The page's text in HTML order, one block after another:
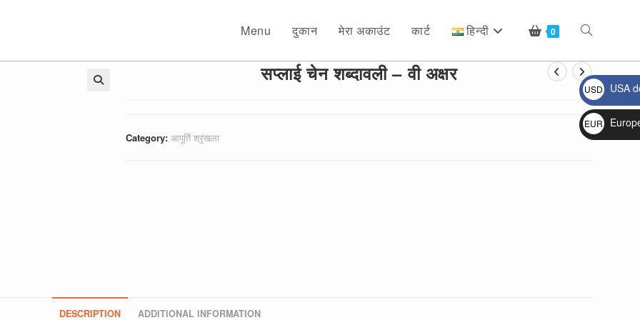
Menu दुकान मेरा अकाउंट कार्ट हिन्दी 0 Toggle
website
सप्लाई चेन शब्दावली – वी अक्षर
Category: आपूर्ति श्रृंखला
DESCRIPTION ADDITIONAL INFORMATION
USD
$
USA
EUR
€